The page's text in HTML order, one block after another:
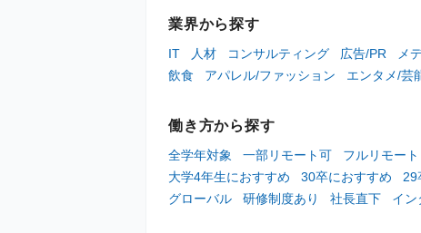
業界から探す
IT 人材 コンサルティング 広告/PR メ
飲食
アパレル/ファッション エンタメ/芸
働き方から探す
全学年対象 一部リモート可 フルリモート
大学4年生におすすめ
30卒におすすめ 29
グローバル
研修制度あり 社長直下 イン